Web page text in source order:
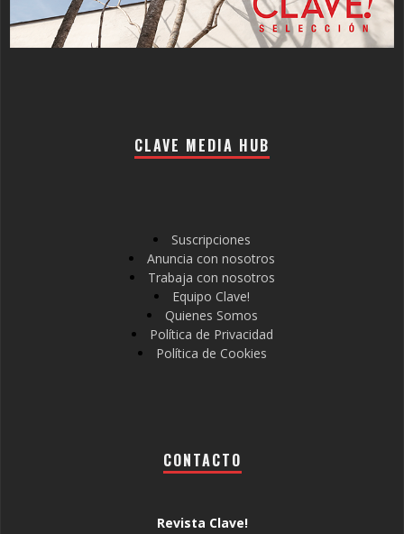
CLAVE MEDIA HUB
Suscripciones
Anuncia con nosotros
Trabaja con nosotros
Equipo Clave!
Quienes Somos
Política de Privacidad
Política de Cookies
CONTACTO
Revista Clave!